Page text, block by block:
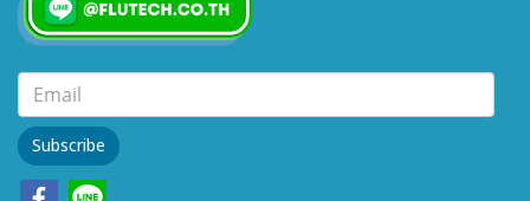
Subscribe